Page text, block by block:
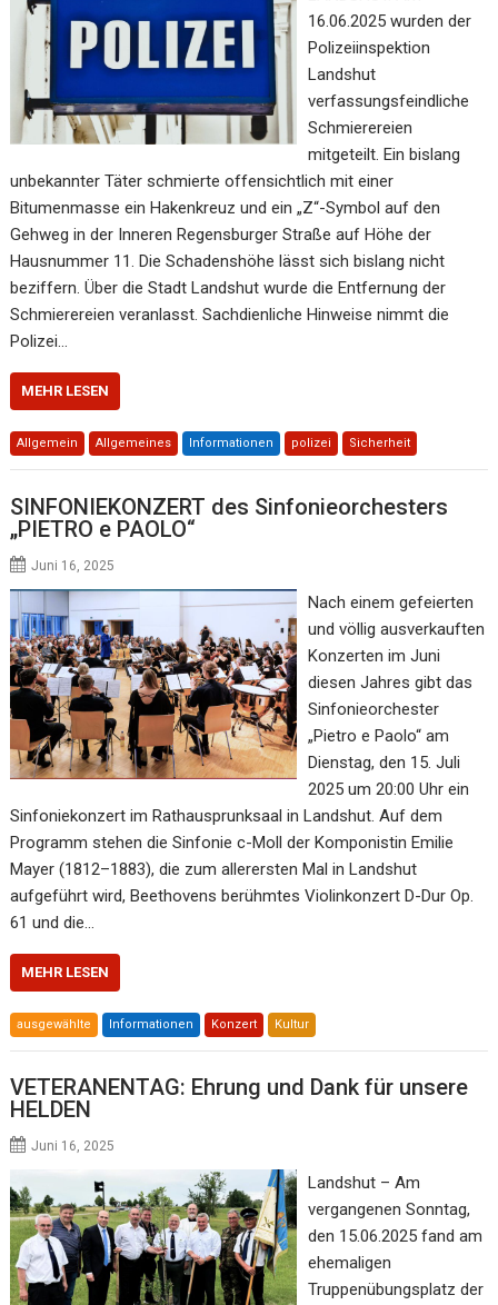
16.06.2025 wurden der
Polizeiinspektion
Landshut
verfassungsfeindliche
Schmierereien
mitgeteilt. Ein bislang
unbekannter Täter schmierte offensichtlich mit einer
Bitumenmasse ein Hakenkreuz und ein „Z“-Symbol auf den
Gehweg in der Inneren Regensburger Straße auf Höhe der
Hausnummer 11. Die Schadenshöhe lässt sich bislang nicht
beziffern. Über die Stadt Landshut wurde die Entfernung der
Schmierereien veranlasst. Sachdienliche Hinweise nimmt die
Polizei…
MEHR LESEN
Allgemein Allgemeines Informationen polizei Sicherheit
SINFONIEKONZERT des Sinfonieorchesters
„PIETRO e PAOLO“
Juni 16, 2025
Nach einem gefeierten
und völlig ausverkauften
Konzerten im Juni
diesen Jahres gibt das
Sinfonieorchester
„Pietro e Paolo“ am
Dienstag, den 15. Juli
2025 um 20:00 Uhr ein
Sinfoniekonzert im Rathausprunksaal in Landshut. Auf dem
Programm stehen die Sinfonie c-Moll der Komponistin Emilie
Mayer (1812–1883), die zum allerersten Mal in Landshut
aufgeführt wird, Beethovens berühmtes Violinkonzert D-Dur Op.
61 und die…
MEHR LESEN
ausgewählte Informationen Konzert Kultur
VETERANENTAG: Ehrung und Dank für unsere
HELDEN
Juni 16, 2025
Landshut – Am
vergangenen Sonntag,
den 15.06.2025 fand am
ehemaligen
Truppenübungsplatz der